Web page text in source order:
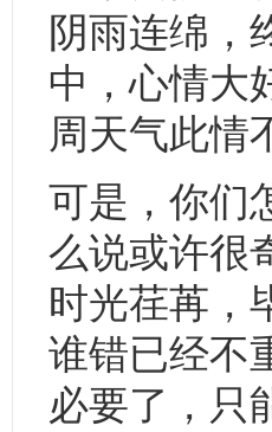
阴雨连绵，
中，心情大
周天气此情
可是，你们
么说或许很
时光荏苒，
谁错已经不
必要了，只